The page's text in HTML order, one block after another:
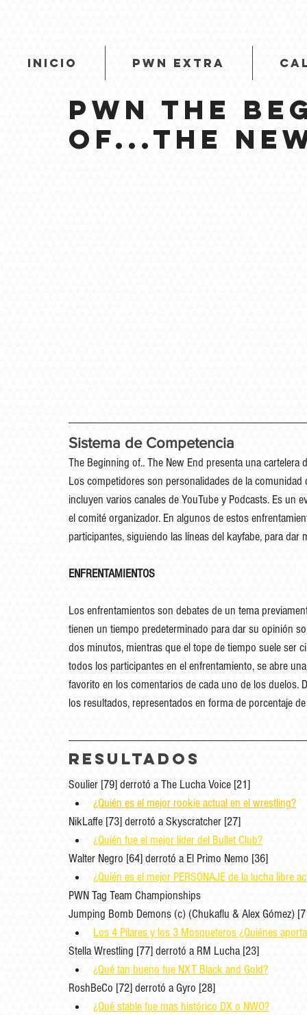
INICIO PWN EXTRA
PWN The
of...the
Sistema de Competencia
The Beginning of.. The New End presenta una
Los competidores son personalidades de la
incluyen varios canales de YouTube y Podcasts.​ Es
el comité organizador. En algunos de estos
participantes, siguiendo las líneas del kayfabe, para dar
ENFRENTAMIENTOS
Los enfrentamientos son debates de un tema
tienen un tiempo predeterminado para dar su opinión
dos minutos, mientras que el tope de tiempo suele ser
todos los participantes en el enfrentamiento, se abre
favorito en los comentarios de cada uno de los duelos.
los resultados, representados en forma de porcentaje
RESULTADOS
Soulier [79] derrotó a The Lucha Voice [21]
¿Quién es el mejor rookie actual en el wrestling?
NikLaffe [73] derrotó a Skyscratcher [27]
¿Quién fue el mejor líder del Bullet Club?
Walter Negro [64] derrotó a El Primo Nemo [36]
¿Quién es el mejor PERSONAJE de la lucha libre
PWN Tag Team Championships
Jumping Bomb Demons (c) (Chukaflu & Alex Gómez)
Los 4 Pilares y los 3 Mosqueteros ¿Quiénes
Stella Wrestling [77] derrotó a RM Lucha [23]
¿Qué tan bueno fue NXT Black and Gold?
RoshBeCo [72] derrotó a Gyro [28]
¿Qué stable fue mas histórico DX o NWO?